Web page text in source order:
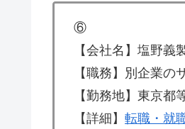
⑥
【会社名】塩野義
【職務】別企業の
【勤務地】東京都
【詳細】 転職・就